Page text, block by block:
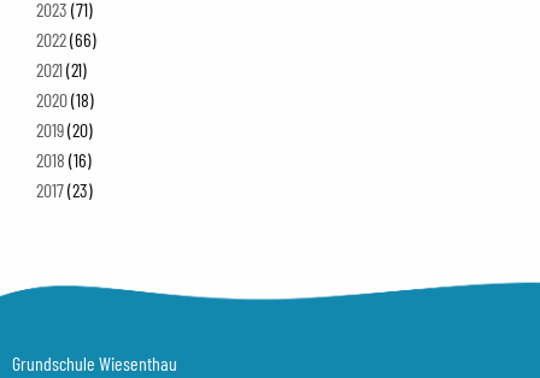
2023 (71)
2022(66)
2021(21)
2020(18)
2019(20)
2018 (16)
2017(23)
Grundschule Wiesenthau